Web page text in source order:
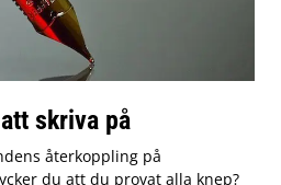
skriva på
återkoppling på
du att du provat alla knep?